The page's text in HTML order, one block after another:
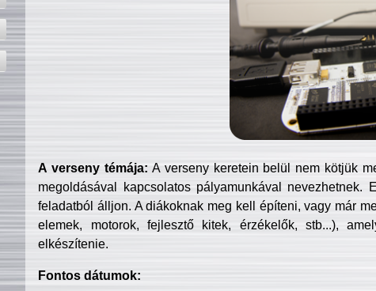
A verseny témája: A verseny keretein belül nem kötjük
megoldásával kapcsolatos pályamunkával
feladatból álljon. A diákoknak meg kell építeni, vagy már
elemek, motorok, fejlesztő kitek, érzékelők, stb...),
elkészítenie.
Fontos dátumok: